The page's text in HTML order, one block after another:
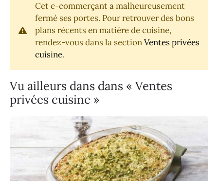
Cet e-commerçant a malheureusement
fermé ses portes. Pour retrouver des bons
plans récents en matière de cuisine,
rendez-vous dans la sectionVentes privées
cuisine.
Vu ailleurs dans dans « Ventes
privées cuisine »